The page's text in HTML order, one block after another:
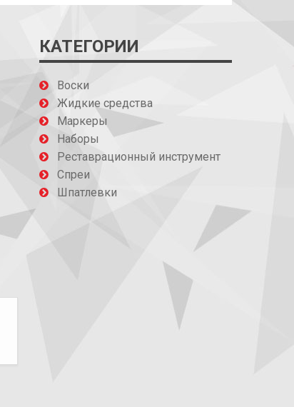
КАТЕГОРИИ
Воски
Жидкие средства
Маркеры
Наборы
Реставрационный инструмент
Спреи
Шпатлевки